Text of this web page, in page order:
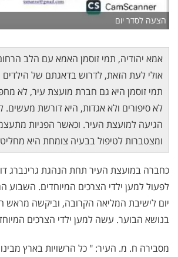
הצעה לסדר יום
אמא יהודיה, תמי זוסמן האמא עם הלב
אולי לעת הזאת, לדרוש בדאגתם של הילדים
תמי זוסמן היא גם חברת מועצת עיר, לא
לא סיפורים ולא אגדות, היא דורשת מעשים.
הגיעה למועצת העיר. וכאשר הפניות
ומצטברות לטיפול בבעיה צומחת היא
כחברה במועצת העיר תחת הנהגת גרינברג
לפעול למען ילדי הצרכים המיוחדים.
יום לישיבת המליאה הקרובה, וביקשה מראש
בנושא הבוער. עשה למען ילדי הצרכים
מסבירה ח. מ. העיר: " כל הרשויות בארץ